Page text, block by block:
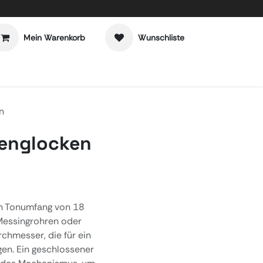
Mein Warenkorb Wunschliste
Tonumfang von 18
oder
die für ein
Ein geschlossener